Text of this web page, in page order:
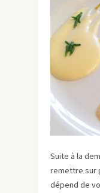
Suite à la
remettre sur
dépend de